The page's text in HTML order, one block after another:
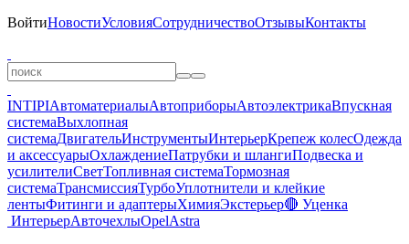
ВойтиНовостиУсловияСотрудничествоОтзывыКонтакты
INTIPIАвтоматериалыАвтоприборыАвтоэлектрикаВпускная
системаВыхлопная
системаДвигательИнструментыИнтерьерКрепеж колесОдежда
и аксессуарыОхлаждениеПатрубки и шлангиПодвеска и
усилителиСветТопливная системаТормозная
системаТрансмиссияТурбоУплотнители и клейкие
лентыФитинги и адаптерыХимияЭкстерьер🔴 Уценка
ИнтерьерАвточехлыOpelAstra